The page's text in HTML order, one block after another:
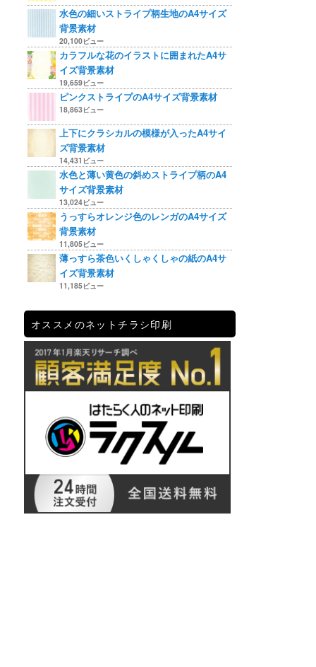
水色の細いストライプ柄生地のA4サイズ
背景素材
20,100ビュー
カラフルな花のイラストに囲まれたA4サ
イズ背景素材
19,659ビュー
ピンクストライプのA4サイズ背景素材
18,863ビュー
上下にクラシカルの模様が入ったA4サイ
ズ背景素材
14,431ビュー
水色と薄い黄色の斜めストライプ柄のA4
サイズ背景素材
13,024ビュー
うっすらオレンジ色のレンガのA4サイズ
背景素材
11,805ビュー
薄っすら茶色いくしゃくしゃの紙のA4サ
イズ背景素材
11,185ビュー
オススメのネットチラシ印刷